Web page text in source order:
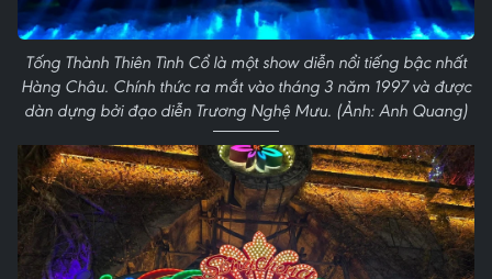
Tống Thành Thiên Tình Cổ là một show diễn nổi tiếng bậc nhất
Hàng Châu. Chính thức ra mắt vào tháng 3 năm 1997 và được
dàn dựng bởi đạo diễn Trương Nghệ Mưu. (Ảnh: Anh Quang)